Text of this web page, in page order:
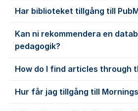
Har biblioteket tillgång till
Kan ni rekommendera en
pedagogik?
How do I find articles through
Hur får jag tillgång till